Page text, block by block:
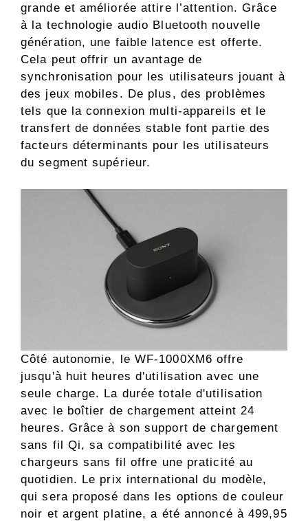
grande et améliorée attire l’attention. Grâce
à la technologie audio Bluetooth nouvelle
génération, une faible latence est offerte.
Cela peut offrir un avantage de
synchronisation pour les utilisateurs jouant à
des jeux mobiles. De plus, des problèmes
tels que la connexion multi-appareils et le
transfert de données stable font partie des
facteurs déterminants pour les utilisateurs
du segment supérieur.
Côté autonomie, le WF-1000XM6 offre
jusqu'à huit heures d'utilisation avec une
seule charge. La durée totale d'utilisation
avec le boîtier de chargement atteint 24
heures. Grâce à son support de chargement
sans fil Qi, sa compatibilité avec les
chargeurs sans fil offre une praticité au
quotidien. Le prix international du modèle,
qui sera proposé dans les options de couleur
noir et argent platine, a été annoncé à 499,95